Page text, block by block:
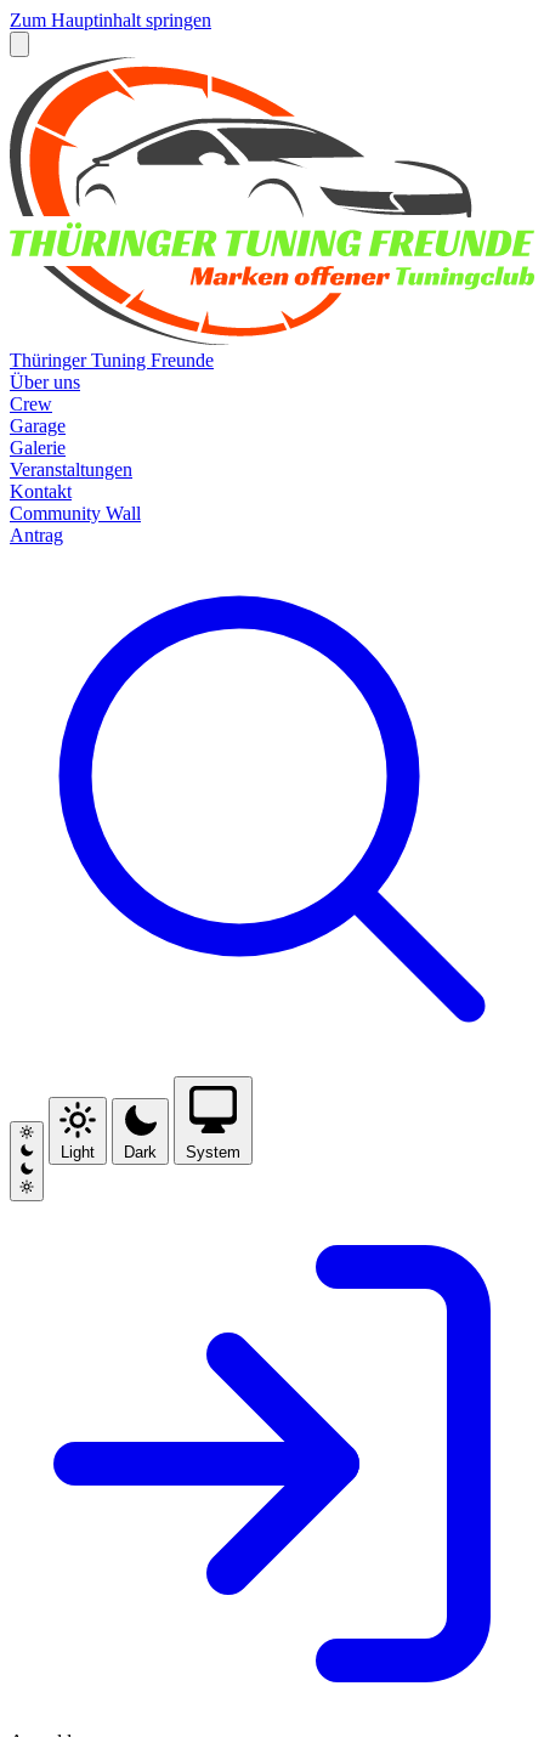
Zum Hauptinhalt springen
Thüringer Tuning Freunde
Über uns
Crew
Garage
Galerie
Veranstaltungen
Kontakt
Community Wall
Antrag
Light Dark System